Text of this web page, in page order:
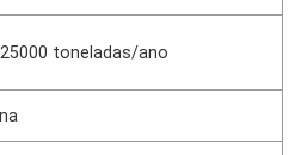
toneladas/ano